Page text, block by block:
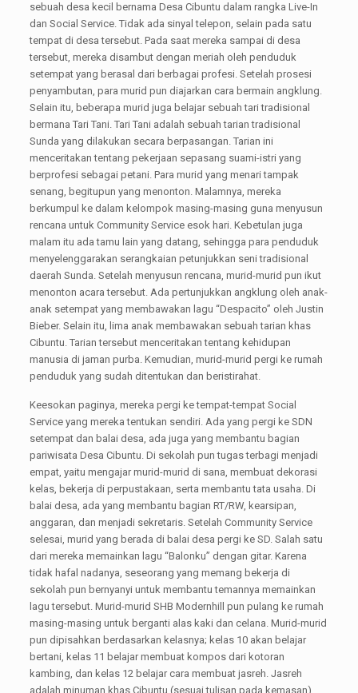
sebuah desa kecil bernama Desa Cibuntu dalam rangka Live-In
dan Social Service. Tidak ada sinyal telepon, selain pada satu
tempat di desa tersebut. Pada saat mereka sampai di desa
tersebut, mereka disambut dengan meriah oleh penduduk
setempat yang berasal dari berbagai profesi. Setelah prosesi
penyambutan, para murid pun diajarkan cara bermain angklung.
Selain itu, beberapa murid juga belajar sebuah tari tradisional
bermana Tari Tani. Tari Tani adalah sebuah tarian tradisional
Sunda yang dilakukan secara berpasangan. Tarian ini
menceritakan tentang pekerjaan sepasang suami-istri yang
berprofesi sebagai petani. Para murid yang menari tampak
senang, begitupun yang menonton. Malamnya, mereka
berkumpul ke dalam kelompok masing-masing guna menyusun
rencana untuk Community Service esok hari. Kebetulan juga
malam itu ada tamu lain yang datang, sehingga para penduduk
menyelenggarakan serangkaian petunjukkan seni tradisional
daerah Sunda. Setelah menyusun rencana, murid-murid pun ikut
menonton acara tersebut. Ada pertunjukkan angklung oleh anak-
anak setempat yang membawakan lagu “Despacito” oleh Justin
Bieber. Selain itu, lima anak membawakan sebuah tarian khas
Cibuntu. Tarian tersebut menceritakan tentang kehidupan
manusia di jaman purba. Kemudian, murid-murid pergi ke rumah
penduduk yang sudah ditentukan dan beristirahat.
Keesokan paginya, mereka pergi ke tempat-tempat Social
Service yang mereka tentukan sendiri. Ada yang pergi ke SDN
setempat dan balai desa, ada juga yang membantu bagian
pariwisata Desa Cibuntu. Di sekolah pun tugas terbagi menjadi
empat, yaitu mengajar murid-murid di sana, membuat dekorasi
kelas, bekerja di perpustakaan, serta membantu tata usaha. Di
balai desa, ada yang membantu bagian RT/RW, kearsipan,
anggaran, dan menjadi sekretaris. Setelah Community Service
selesai, murid yang berada di balai desa pergi ke SD. Salah satu
dari mereka memainkan lagu “Balonku” dengan gitar. Karena
tidak hafal nadanya, seseorang yang memang bekerja di
sekolah pun bernyanyi untuk membantu temannya memainkan
lagu tersebut. Murid-murid SHB Modernhill pun pulang ke rumah
masing-masing untuk berganti alas kaki dan celana. Murid-murid
pun dipisahkan berdasarkan kelasnya; kelas 10 akan belajar
bertani, kelas 11 belajar membuat kompos dari kotoran
kambing, dan kelas 12 belajar cara membuat jasreh. Jasreh
adalah minuman khas Cibuntu (sesuai tulisan pada kemasan)